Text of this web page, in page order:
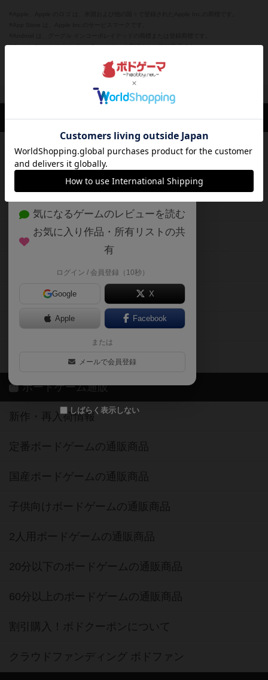
※Google Play とそのロゴは、Google Inc.の商標または登録商標です。
ボドとも一覧 うた. マイボードゲーム
閉じる
ボードゲームのプレイ履歴を記録し
て、
自分のデータを管理しませんか？
約75,000人がボドゲーマを利用中！
気になるゲームのレビューを読む
お気に入り作品・所有リストの共
有
ログイン / 会員登録（10秒）
Google X
Apple Facebook
または
メールで会員登録
しばらく表示しない
ボドゲーマTOP
ボードゲームを検索する
ボードゲームの新着レビュー
ボードゲーム会情報
メカニクス特集
掲示板・トピックス
ボドとも・会員一覧
ボードゲーム業界コラム
ボドゲーマご利用案内
ボードゲーム通販
新作・再入荷情報
定番ボードゲームの通販商品
国産ボードゲームの通販商品
子供向けボードゲームの通販商品
2人用ボードゲームの通販商品
20分以下のボードゲームの通販商品
60分以上のボードゲームの通販商品
割引購入！ボドクーポンについて
クラウドファンディング ボドファン